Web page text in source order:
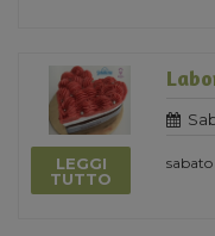
LEGGI
TUTTO
sabato